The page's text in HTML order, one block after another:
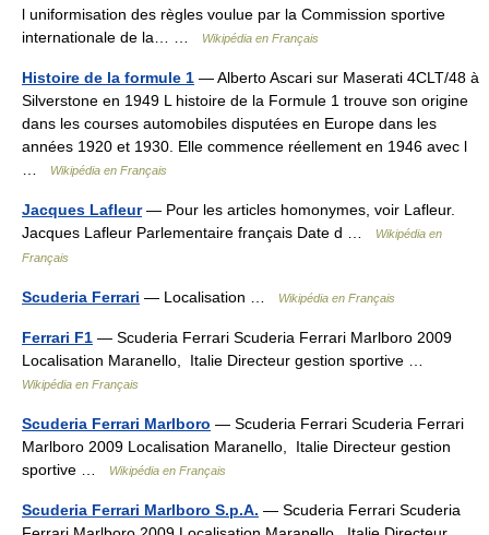
l uniformisation des règles voulue par la Commission sportive
internationale de la… …
Wikipédia en Français
Histoire de la formule 1 — Alberto Ascari sur Maserati 4CLT/48 à
Silverstone en 1949 L histoire de la Formule 1 trouve son origine
dans les courses automobiles disputées en Europe dans les
années 1920 et 1930. Elle commence réellement en 1946 avec l
Wikipédia en Français
Jacques Lafleur— Pour les articles homonymes, voir Lafleur.
Jacques Lafleur Parlementaire français Date d …
Wikipédia en
Français
Scuderia Ferrari — Localisation … Wikipédia en Français
Ferrari F1 — Scuderia Ferrari Scuderia Ferrari Marlboro 2009
Localisation Maranello, Italie Directeur gestion sportive …
Wikipédia en Français
Scuderia Ferrari Marlboro — Scuderia Ferrari Scuderia Ferrari
Marlboro 2009 Localisation Maranello, Italie Directeur gestion
sportive …
Wikipédia en Français
Scuderia Ferrari Marlboro S.p.A. — Scuderia Ferrari Scuderia